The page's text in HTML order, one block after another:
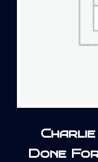
Done For